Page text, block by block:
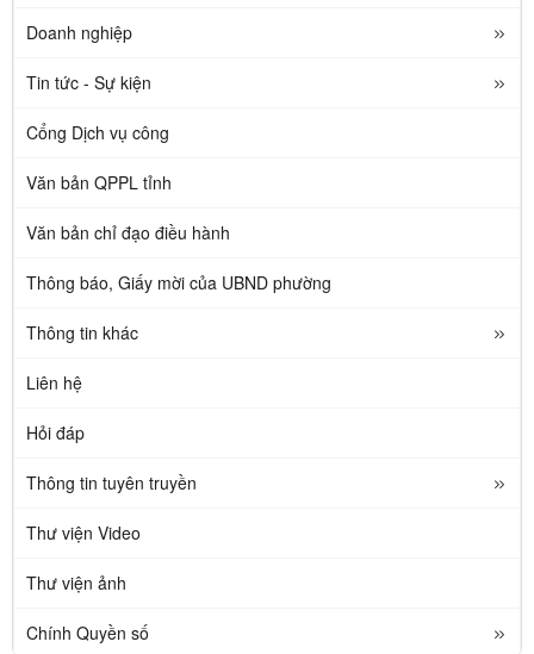
Doanh nghiệp
Tin tức - Sự kiện
Cổng Dịch vụ công
Văn bản QPPL tỉnh
Văn bản chỉ đạo điều hành
Thông báo, Giấy mời của UBND phường
Thông tin khác
Liên hệ
Hỏi đáp
Thông tin tuyên truyền
Thư viện Video
Thư viện ảnh
Chính Quyền số